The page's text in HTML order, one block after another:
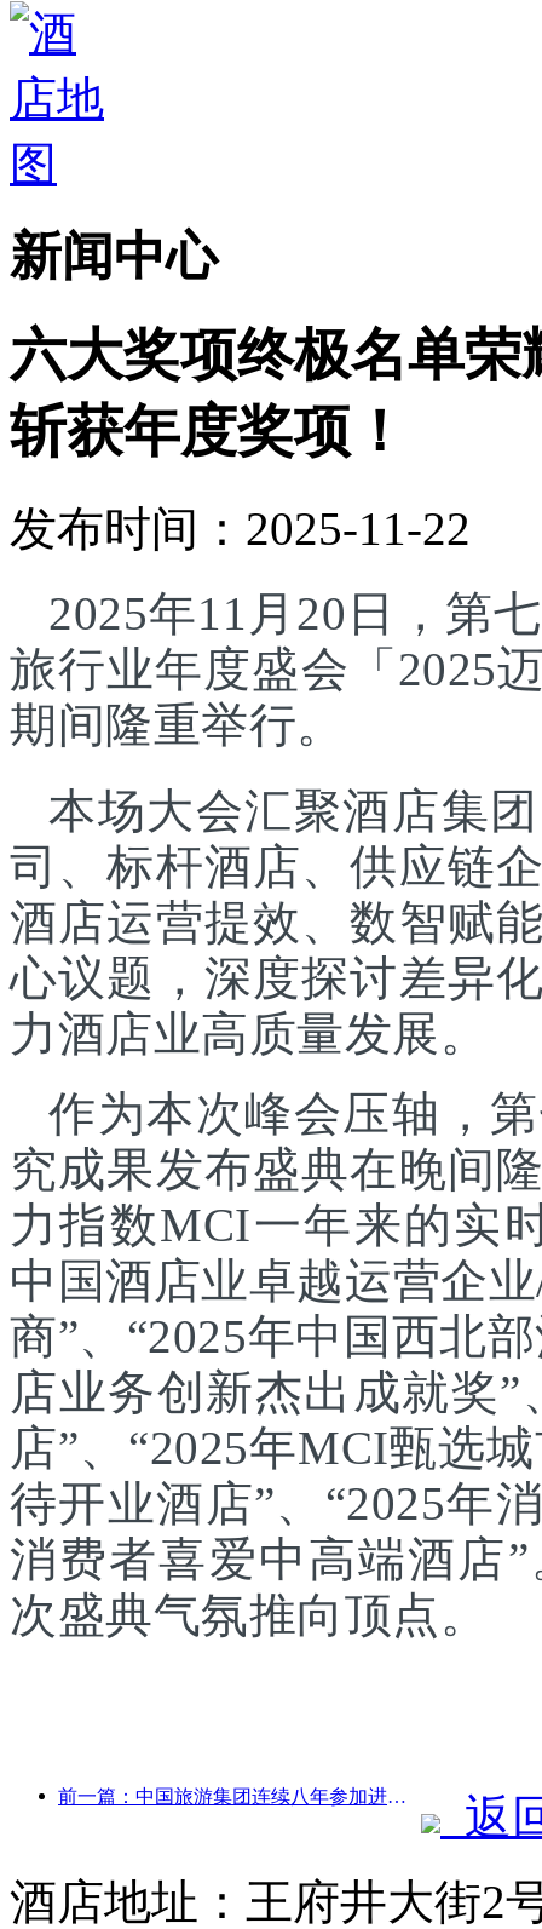
新闻中心
六大奖项终极名单
斩获年度奖项！
发布时间：2025-11-22
2025年11月20日，第
旅行业年度盛会「2025
期间隆重举行。
本场大会汇聚酒店集
司、标杆酒店、供应链
酒店运营提效、数智赋
心议题，深度探讨差异
力酒店业高质量发展。
作为本次峰会压轴，
究成果发布盛典在晚间
力指数MCI一年来的实
中国酒店业卓越运营企
商”、“2025年中国西北
店业务创新杰出成就奖
店”、“2025年MCI甄选
待开业酒店”、“2025年
消费者喜爱中高端酒店
次盛典气氛推向顶点。
前一篇：中国旅游集团连续八年参加进博会，集中签约超10亿美元
返
酒店地址：王府井大街2